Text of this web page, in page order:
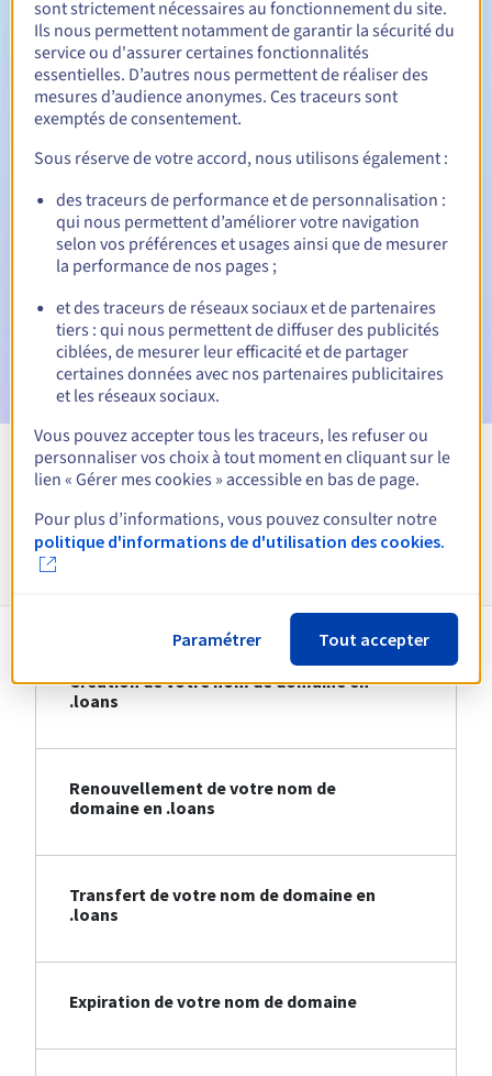
Période de rédemption 30 jours
Notifications automatiques :
Emails d'avertissement :60, 30, 15, 7 et 3 jours avant la
date d'échéance
E-mail le jour de l'expirationpour notification de la
E-mail après la Redemption Grace Periodpour
notification de la suppression du nom de domaine
Voir toutes les extensions
Informations sur le .loans
Création de votre nom de domaine en
.loans
Renouvellement de votre nom de
domaine en .loans
Transfert de votre nom de domaine en
.loans
Expiration de votre nom de domaine
sont strictement nécessaires au fonctionnement du site.
Ils nous permettent notamment de garantir la sécurité du
service ou d'assurer certaines fonctionnalités
essentielles. D’autres nous permettent de réaliser des
mesures d’audience anonymes. Ces traceurs sont
exemptés de consentement.
Sous réserve de votre accord, nous utilisons également :
des traceurs de performance et de personnalisation :
qui nous permettent d’améliorer votre navigation
selon vos préférences et usages ainsi que de mesurer
la performance de nos pages ;
et des traceurs de réseaux sociaux et de partenaires
tiers : qui nous permettent de diffuser des publicités
ciblées, de mesurer leur efficacité et de partager
certaines données avec nos partenaires publicitaires
et les réseaux sociaux.
Vous pouvez accepter tous les traceurs, les refuser ou
personnaliser vos choix à tout moment en cliquant sur le
lien « Gérer mes cookies » accessible en bas de page.
Pour plus d’informations, vous pouvez consulter notre
politique d'informations de d'utilisation des cookies.
Paramétrer Tout accepter